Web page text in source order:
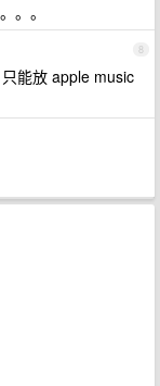
。。
8
能放 apple music